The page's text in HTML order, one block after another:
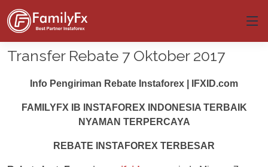
Transfer Rebate 7 Oktober 2017
Info Pengiriman Rebate Instaforex | IFXID.com
FAMILYFX IB INSTAFOREX INDONESIA TERBAIK
NYAMAN TERPERCAYA
REBATE INSTAFOREX TERBESAR